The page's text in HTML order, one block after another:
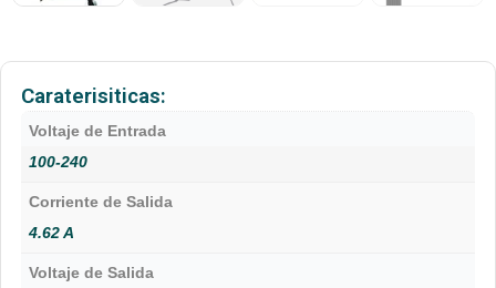
Caraterisiticas:
Voltaje de Entrada
100-240
Corriente de Salida
4.62 A
Voltaje de Salida